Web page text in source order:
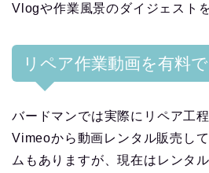
Vlogや作業風景のダイジェスト
リペア作業動画を有料
バードマンでは実際にリペア工
Vimeoから動画レンタル販売し
ムもありますが、現在はレンタ